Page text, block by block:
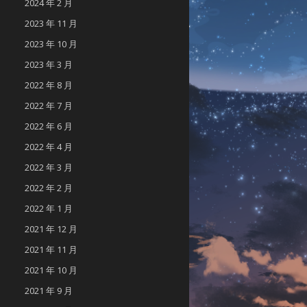
2024 年 2 月
2023 年 11 月
2023 年 10 月
2023 年 3 月
2022 年 8 月
2022 年 7 月
2022 年 6 月
2022 年 4 月
2022 年 3 月
2022 年 2 月
2022 年 1 月
2021 年 12 月
2021 年 11 月
2021 年 10 月
2021 年 9 月